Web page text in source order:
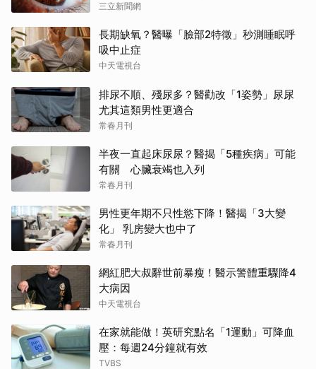
三立新聞網
長期缺氧？醫曝「臉部2特徵」秒測睡眠呼
吸中止症
中天電視台
排尿不順、殘尿多？醫勸改「1姿勢」尿尿
尤其這類男性更適合
常春月刊
半夜一直起床尿尿？醫揭「5種疾病」可能
有關 心臟衰竭也入列
常春月刊
男性更年期不只性慾下降！醫揭「3大變
化」 乳房變大也中了
常春月刊
網紅肥大叔辭世前暴瘦！醫示警體重驟降4
大病因
中天電視台
在家就能做！英研究點名「1運動」可降血
壓：每週24分鐘就有效
TVBS